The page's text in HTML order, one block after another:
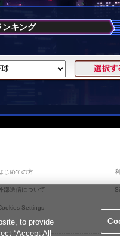
キング
じめての方
部送信について
Settings
to provide
“Accept All